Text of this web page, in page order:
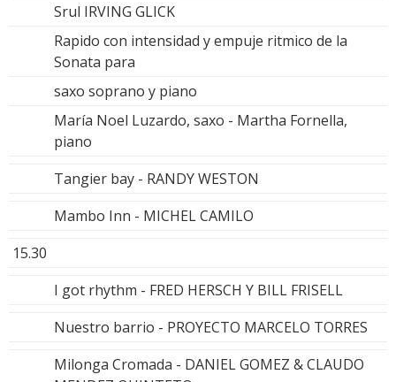
Srul IRVING GLICK
Rapido con intensidad y empuje ritmico de la
Sonata para
saxo soprano y piano
María Noel Luzardo, saxo - Martha Fornella,
piano
Tangier bay - RANDY WESTON
Mambo Inn - MICHEL CAMILO
15.30
I got rhythm - FRED HERSCH Y BILL FRISELL
Nuestro barrio - PROYECTO MARCELO TORRES
Milonga Cromada - DANIEL GOMEZ & CLAUDO